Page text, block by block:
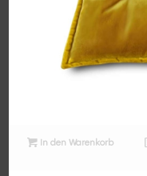
In den Warenkorb